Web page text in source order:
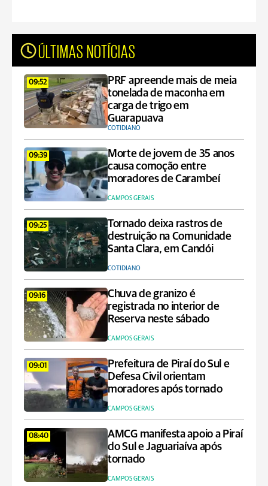
ÚLTIMAS NOTÍCIAS
09:52
PRF apreende mais de meia
tonelada de maconha em
carga de trigo em
Guarapuava
COTIDIANO
09:39
Morte de jovem de 35 anos
causa comoção entre
moradores de Carambeí
CAMPOS GERAIS
09:25
Tornado deixa rastros de
destruição na Comunidade
Santa Clara, em Candói
COTIDIANO
09:16
Chuva de granizo é
registrada no interior de
Reserva neste sábado
CAMPOS GERAIS
09:01
Prefeitura de Piraí do Sul e
Defesa Civil orientam
moradores após tornado
CAMPOS GERAIS
08:40
AMCG manifesta apoio a Piraí
do Sul e Jaguariaíva após
tornado
CAMPOS GERAIS